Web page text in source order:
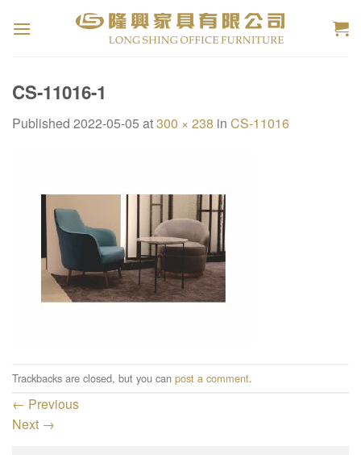
CS-11016-1
Published 2022-05-05 at300 × 238 in CS-11016
Trackbacks are closed, but you can post a comment.
← Previous
Next →